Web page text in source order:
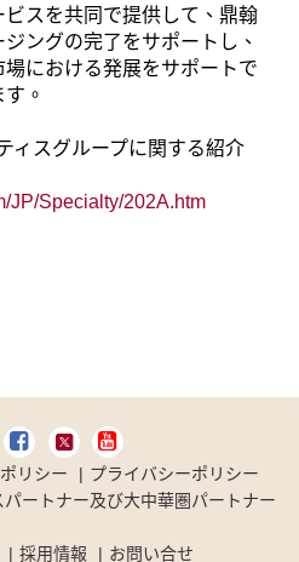
スを共同で提供して、鼎翰
ングの完了をサポートし、
における発展をサポートで
。
ィスグループに関する紹介
JP/Specialty/202A.htm
リシー
プライバシーポリシー
ートナー及び大中華圏パートナー
採用情報 お問い合せ